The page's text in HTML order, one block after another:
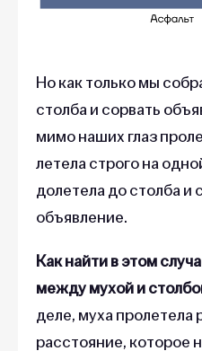
Но как только мы
столба и сорвать
мимо наших глаз
летела строго на
долетела до столба и
объявление.
Как найти в этом
между мухой и
деле, муха пролетела
расстояние, которое